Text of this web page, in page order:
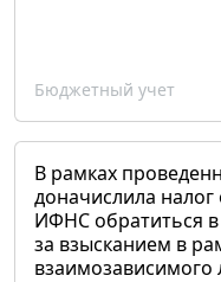
Бюджетный учет
В рамках
доначислила
ИФНС обратиться в
за взысканием в
взаимозависимого